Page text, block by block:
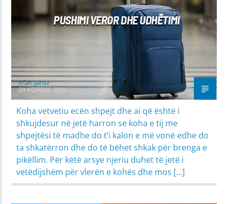
PUSHIMI VEROR DHE UDHËTIMI
Irfan Jahiu
20 KORRIK, 2026
Koha vetvetiu ecën shpejt dhe ai që është i
shkujdesur në jetë harron se koha e tij me
shpejtësi të madhe do t’i kalon e më vonë edhe do
ta shkatërron dhe do të bëhet shkak për brenga e
pikëllim. Për këtë arsye njeriu duhet të jetë i
vetëdijshëm për vlerën e kohës dhe mos […]